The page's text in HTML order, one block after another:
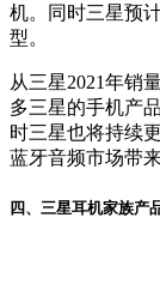
机。同时三星预
型。
从三星2021年销
多三星的手机产
时三星也将持续
蓝牙音频市场带
四、三星耳机家族产